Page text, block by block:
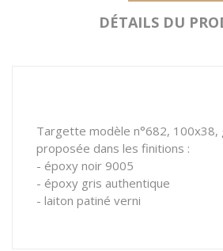
DÉTAILS DU
Targette modèle n°682, 100x38,
proposée dans les finitions :
- époxy noir 9005
- époxy gris authentique
- laiton patiné verni